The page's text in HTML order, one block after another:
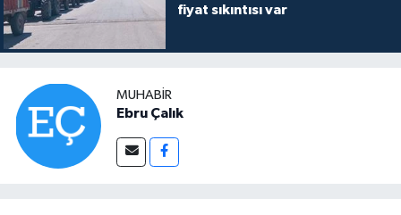
fiyat sıkıntısı var
MUHABIR
Ebru Çalık